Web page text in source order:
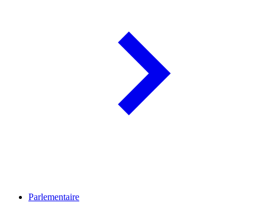
Parlementaire